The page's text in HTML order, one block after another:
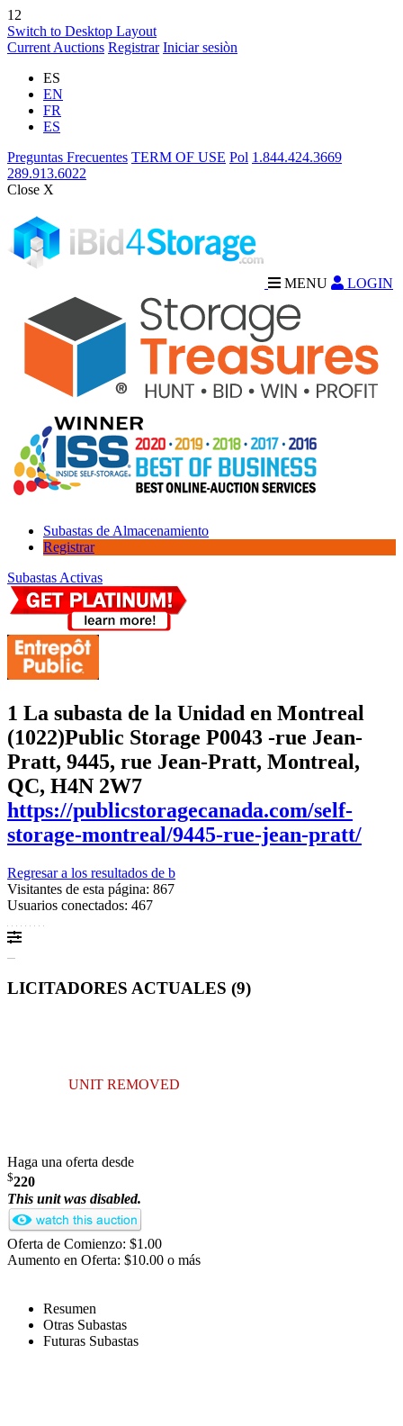
12
Switch to Desktop Layout
Current Auctions Registrar Iniciar sesiòn
ES
EN
FR
ES
Preguntas Frecuentes TERM OF USE Pol 1.844.424.3669
289.913.6022
Close X
MENU LOGIN
Subastas de Almacenamiento
Registrar
Subastas Activas
1 La subasta de la Unidad en Montreal
(1022)Public Storage P0043 -rue Jean-
Pratt, 9445, rue Jean-Pratt, Montreal,
QC, H4N 2W7
https://publicstoragecanada.com/self-
storage-montreal/9445-rue-jean-pratt/
Regresar a los resultados de b
Visitantes de esta página: 867
Usuarios conectados: 467
LICITADORES ACTUALES (9)
UNIT REMOVED
Haga una oferta desde
$220
This unit was disabled.
Oferta de Comienzo: $1.00
Aumento en Oferta: $10.00 o más
Resumen
Otras Subastas
Futuras Subastas